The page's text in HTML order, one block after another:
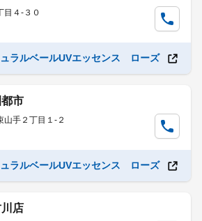
目４-３０
ラルベールUVエッセンス ローズ
市
山手２丁目１-２
ラルベールUVエッセンス ローズ
店